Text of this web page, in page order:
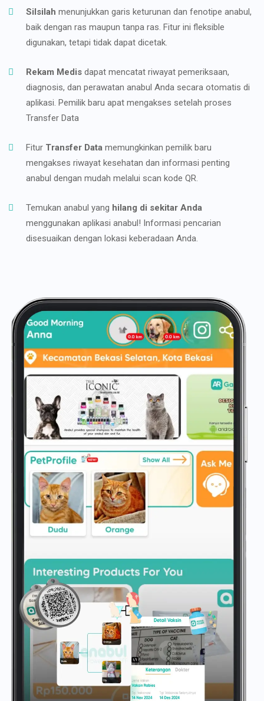
Silsilah menunjukkan garis keturunan dan fenotipe anabul,
baik dengan ras maupun tanpa ras. Fitur ini fleksible
digunakan, tetapi tidak dapat dicetak.
Rekam Medis dapat mencatat riwayat pemeriksaan,
diagnosis, dan perawatan anabul Anda secara otomatis di
aplikasi. Pemilik baru apat mengakses setelah proses
Transfer Data
Fitur Transfer Data memungkinkan pemilik baru
mengakses riwayat kesehatan dan informasi penting
anabul dengan mudah melalui scan kode QR.
Temukan anabul yang hilang di sekitar Anda
menggunakan aplikasi anabul! Informasi pencarian
disesuaikan dengan lokasi keberadaan Anda.